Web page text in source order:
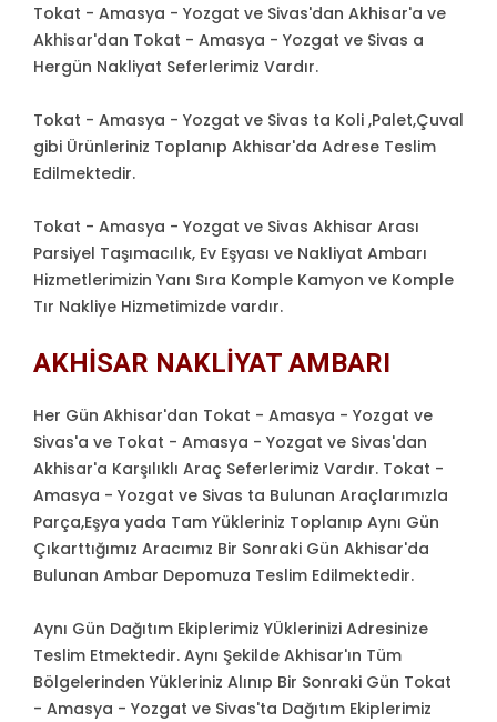
Tokat - Amasya - Yozgat ve Sivas'dan Akhisar'a ve
Akhisar'dan Tokat - Amasya - Yozgat ve Sivas a
Hergün Nakliyat Seferlerimiz Vardır.
Tokat - Amasya - Yozgat ve Sivas ta Koli ,Palet,Çuval
gibi Ürünleriniz Toplanıp Akhisar'da Adrese Teslim
Edilmektedir.
Tokat - Amasya - Yozgat ve Sivas Akhisar Arası
Parsiyel Taşımacılık, Ev Eşyası ve Nakliyat Ambarı
Hizmetlerimizin Yanı Sıra Komple Kamyon ve Komple
Tır Nakliye Hizmetimizde vardır.
AKHISAR NAKLIYAT AMBARI
Her Gün Akhisar'dan Tokat - Amasya - Yozgat ve
Sivas'a ve Tokat - Amasya - Yozgat ve Sivas'dan
Akhisar'a Karşılıklı Araç Seferlerimiz Vardır. Tokat -
Amasya - Yozgat ve Sivas ta Bulunan Araçlarımızla
Parça,Eşya yada Tam Yükleriniz Toplanıp Aynı Gün
Çıkarttığımız Aracımız Bir Sonraki Gün Akhisar'da
Bulunan Ambar Depomuza Teslim Edilmektedir.
Aynı Gün Dağıtım Ekiplerimiz YÜklerinizi Adresinize
Teslim Etmektedir. Aynı Şekilde Akhisar'ın Tüm
Bölgelerinden Yükleriniz Alınıp Bir Sonraki Gün Tokat
- Amasya - Yozgat ve Sivas'ta Dağıtım Ekiplerimiz